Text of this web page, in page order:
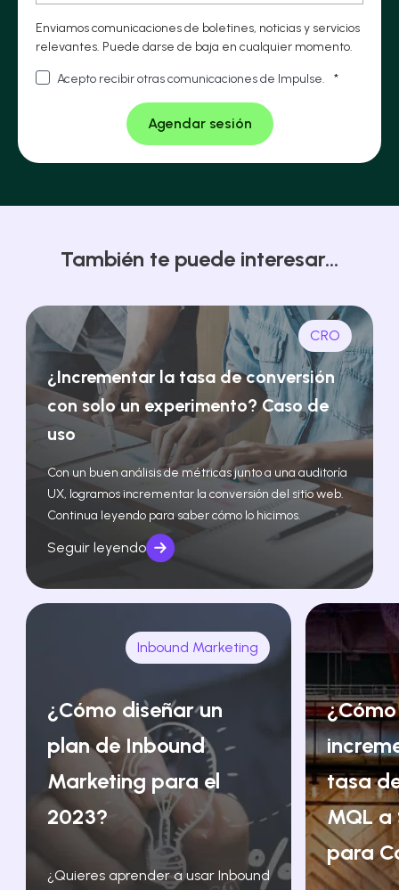
Enviamos comunicaciones de boletines, noticias y servicios
relevantes. Puede darse de baja en cualquier momento.
Acepto recibir otras comunicaciones de Impulse. *
También te puede interesar...
CRO
¿Incrementar la tasa de conversión
con solo un experimento? Caso de
uso
Con un buen análisis de métricas junto a una auditoría
UX, logramos incrementar la conversión del sitio web.
Continua leyendo para saber cómo lo hicimos.
Seguir leyendo
Inbound Marketing
¿Cómo diseñar un
plan de Inbound
Marketing para el
2023?
¿Quieres aprender a usar Inbound
¿Cómo
tasa
MQL a
para